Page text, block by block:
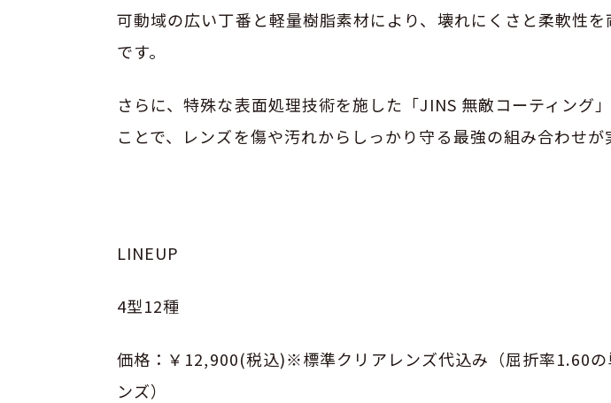
可動域の広い丁番と軽量樹脂素材により、壊れにくさと柔軟性
です。
さらに、特殊な表面処理技術を施した「JINS 無敵コーティング
ことで、レンズを傷や汚れからしっかり守る最強の組み合わせが
LINEUP
4型12種
価格：￥12,900(税込)※標準クリアレンズ代込み（屈折率1.60の
ンズ）